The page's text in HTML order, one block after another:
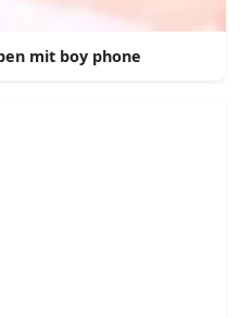
mit boy phone